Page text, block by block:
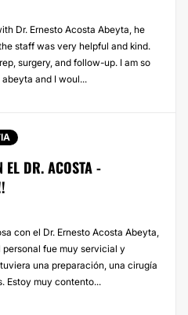
Dr. Ernesto Acosta Abeyta, he
staff was very helpful and kind.
surgery, and follow-up. I am so
and I woul...
EL DR. ACOSTA -
con el Dr. Ernesto Acosta Abeyta,
fue muy servicial y
una preparación, una cirugía
Estoy muy contento...